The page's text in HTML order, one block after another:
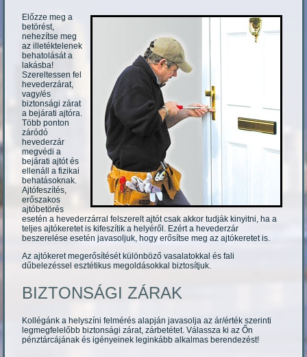
Előzze meg a
betörést,
nehezítse meg
az illetéktelenek
behatolását a
lakásba!
Szereltessen fel
hevederzárat,
vagy/és
biztonsági zárat
a bejárati ajtóra.
Több ponton
záródó
hevederzár
megvédi a
bejárati ajtót és
ellenáll a fizikai
behatásoknak.
Ajtófeszítés,
erőszakos
ajtóbetörés
esetén a hevederzárral felszerelt ajtót csak akkor tudják kinyitni, ha a
teljes ajtókeretet is kifeszítik a helyéről. Ezért a hevederzár
beszerelése esetén javasoljuk, hogy erősítse meg az ajtókeretet is.
Az ajtókeret megerősítését különböző vasalatokkal és fali
dűbelezéssel esztétikus megoldásokkal biztosítjuk.
BIZTONSÁGI ZÁRAK
Kollégánk a helyszíni felmérés alapján javasolja az ár/érték szerinti
legmegfelelőbb biztonsági zárat, zárbetétet. Válassza ki az Őn
pénztárcájának és igényeinek leginkább alkalmas berendezést!